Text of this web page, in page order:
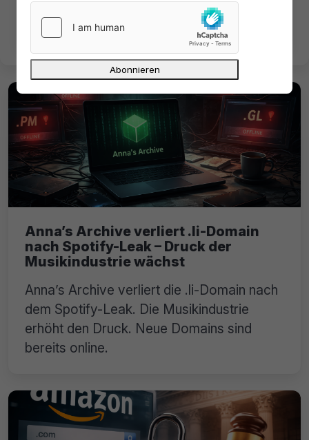

Anna’s Archive verliert .li-Domain
nach Spotify-Leak – Druck der
Musikindustrie wächst
Anna’s Archive verliert die .li-Domain nach
dem Spotify-Leak. Die Musikindustrie
erhöht den Druck. Neue Domains sind
bereits online.